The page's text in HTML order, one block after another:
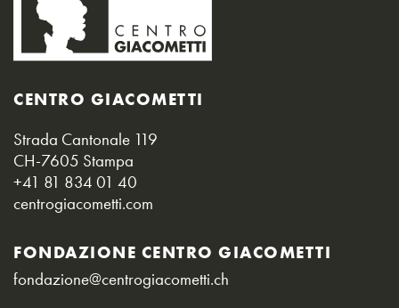
CENTRO GIACOMETTI
Strada Cantonale 119
CH-7605 Stampa
+41 81 834 01 40
centrogiacometti.com
FONDAZIONE CENTRO GIACOMETTI
fondazione@centrogiacometti.ch